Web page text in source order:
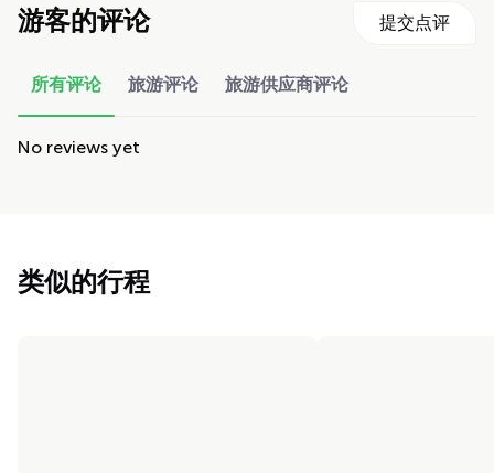
游客的评论 提交点评
所有评论 旅游评论 旅游供应商评论
No reviews yet
类似的行程